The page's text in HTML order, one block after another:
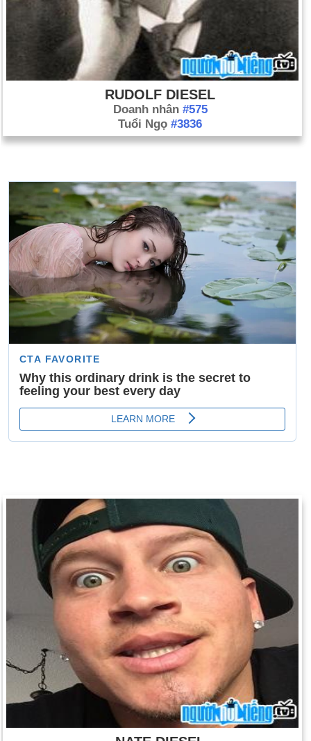
RUDOLF DIESEL
Doanh nhân #575
Tuổi Ngọ #3836